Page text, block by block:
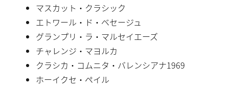
マスカット・クラシック
エトワール・ド・ベセージュ
グランプリ・ラ・マルセイエーズ
チャレンジ・マヨルカ
クラシカ・コムニタ・バレンシアナ1969
ホーイクセ・ペイル